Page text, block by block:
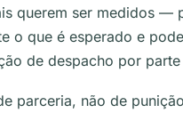
querem ser medidos —
o que é esperado e
de despacho por
parceria, não de